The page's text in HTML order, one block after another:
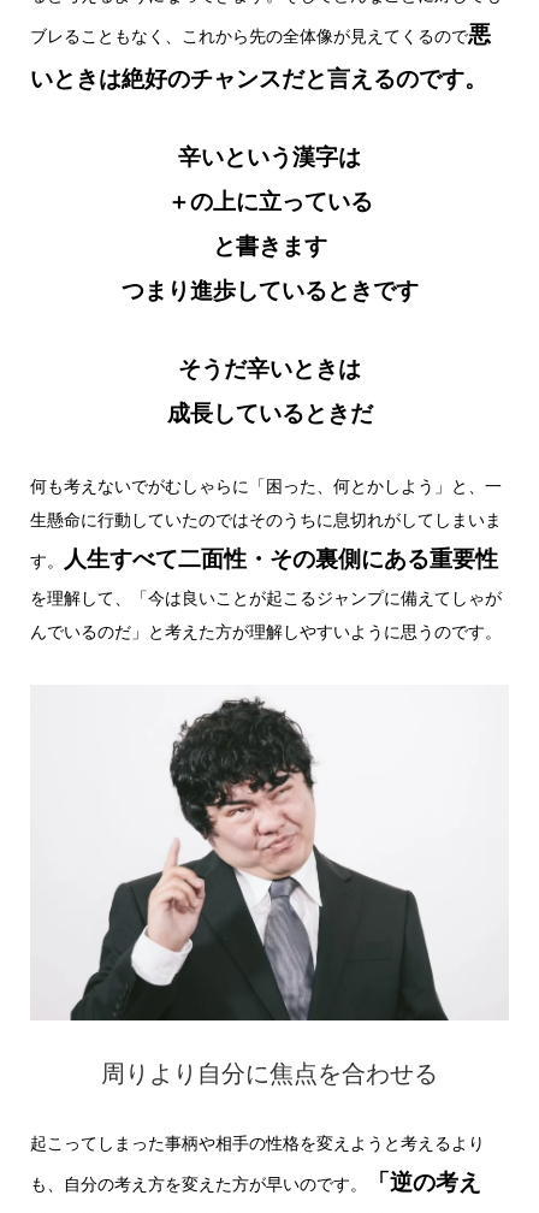
ブレることもなく、これから先の全体像が見えてくるので悪
いときは絶好のチャンスだと言えるのです。
辛いという漢字は
＋の上に立っている
と書きます
つまり進歩しているときです
そうだ辛いときは
成長しているときだ
何も考えないでがむしゃらに「困った、何とかしよう」と、一
生懸命に行動していたのではそのうちに息切れがしてしまいま
す。 人生すべて二面性・その裏側にある重要性
を理解して、「今は良いことが起こるジャンプに備えてしゃが
んでいるのだ」と考えた方が理解しやすいように思うのです。
周りより自分に焦点を合わせる
起こってしまった事柄や相手の性格を変えようと考えるより
も、自分の考え方を変えた方が早いのです。
「逆の考え